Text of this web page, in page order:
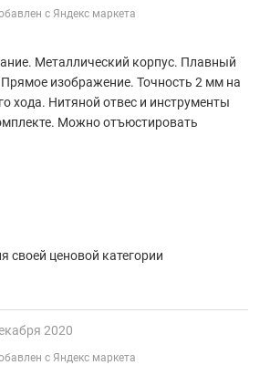
с Яндекс маркета
Металлический корпус. Плавный
изображение. Точность 2 мм на
хода. Нитяной отвес и инструменты
Можно отъюстировать
своей ценовой категории
2020
с Яндекс маркета